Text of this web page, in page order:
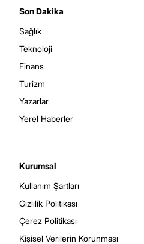
Son Dakika
Sağlık
Teknoloji
Finans
Turizm
Yazarlar
Yerel Haberler
Kurumsal
Kullanım Şartları
Gizlilik Politikası
Çerez Politikası
Kişisel Verilerin Korunması